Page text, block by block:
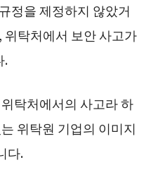
정을 제정하지 않았거
탁처에서 보안 사고가
.
탁처에서의 사고라 하
위탁원 기업의 이미지
다.